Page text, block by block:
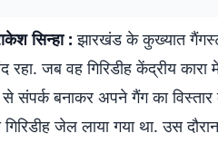
सिन्हा :झारखंड के कुख्यात
रहा. जब वह गिरिडीह केंद्रीय
बनाकर अपने गैंग का विस्तार
जेल लाया गया था. उस